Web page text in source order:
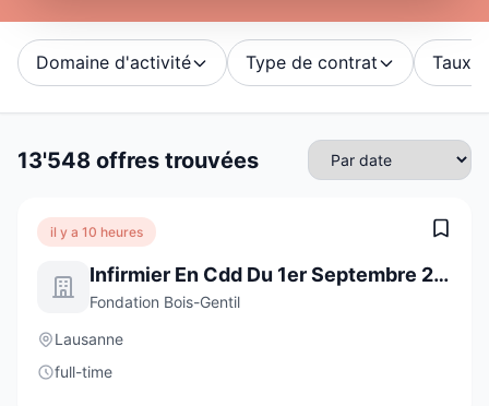
Domaine d'activité Type de contrat Taux
13'548 offres trouvées
il y a 10 heures
Infirmier En Cdd Du 1er Septembre 2026 Au 11 Janvier 2027 À 70%
Fondation Bois-Gentil
Lausanne
full-time